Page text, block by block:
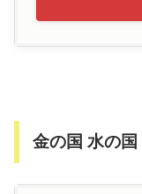
金の国 水の国